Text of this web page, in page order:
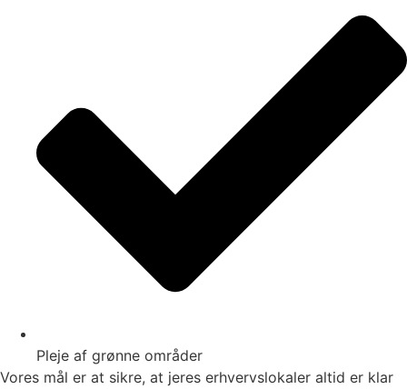
Pleje af grønne områder
Vores mål er at sikre, at jeres erhvervslokaler altid er klar